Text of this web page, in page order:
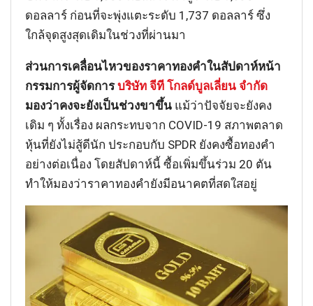
ดอลลาร์ ก่อนที่จะพุ่งแตะระดับ 1,737 ดอลลาร์ ซึ่ง
ใกล้จุดสูงสุดเดิมในช่วงที่ผ่านมา
ส่วนการเคลื่อนไหวของราคาทองคำในสัปดาห์หน้า
กรรมการผู้จัดการบริษัท จีที โกลด์บูลเลี่ยน จำกัด
มองว่าคงจะยังเป็นช่วงขาขึ้น แม้ว่าปัจจัยจะยังคง
เดิม ๆ ทั้งเรื่อง ผลกระทบจาก COVID-19 สภาพตลาด
หุ้นที่ยังไม่สู้ดีนัก ประกอบกับ SPDR ยังคงซื้อทองคำ
อย่างต่อเนื่อง โดยสัปดาห์นี้ ซื้อเพิ่มขึ้นร่วม 20 ตัน
ทำให้มองว่าราคาทองคำยังมีอนาคตที่สดใสอยู่